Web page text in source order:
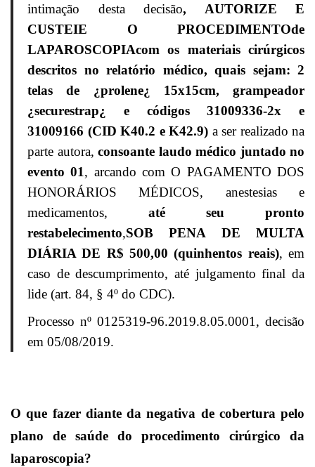
intimação desta decisão, AUTORIZE E
CUSTEIE O PROCEDIMENTOde
LAPAROSCOPIAcom os materiais cirúrgicos
descritos no relatório médico, quais sejam: 2
telas de ¿prolene¿ 15x15cm, grampeador
¿securestrap¿ e códigos 31009336-2x e
31009166 (CID K40.2 e K42.9) a ser realizado na
parte autora, consoante laudo médico juntado no
evento 01, arcando com O PAGAMENTO DOS
HONORÁRIOS MÉDICOS, anestesias e
medicamentos, até seu pronto
restabelecimento,SOB PENA DE MULTA
DIÁRIA DE R$ 500,00 (quinhentos reais), em
caso de descumprimento, até julgamento final da
lide (art. 84, § 4º do CDC).
Processo nº 0125319-96.2019.8.05.0001, decisão
em 05/08/2019.
O que fazer diante da negativa de cobertura pelo
plano de saúde do procedimento cirúrgico da
laparoscopia?